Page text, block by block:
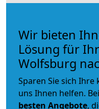
Wir bieten
Lösung für
Wolfsburg
Sparen Sie sich Ihre
uns Ihnen helfen.
besten Angebote,